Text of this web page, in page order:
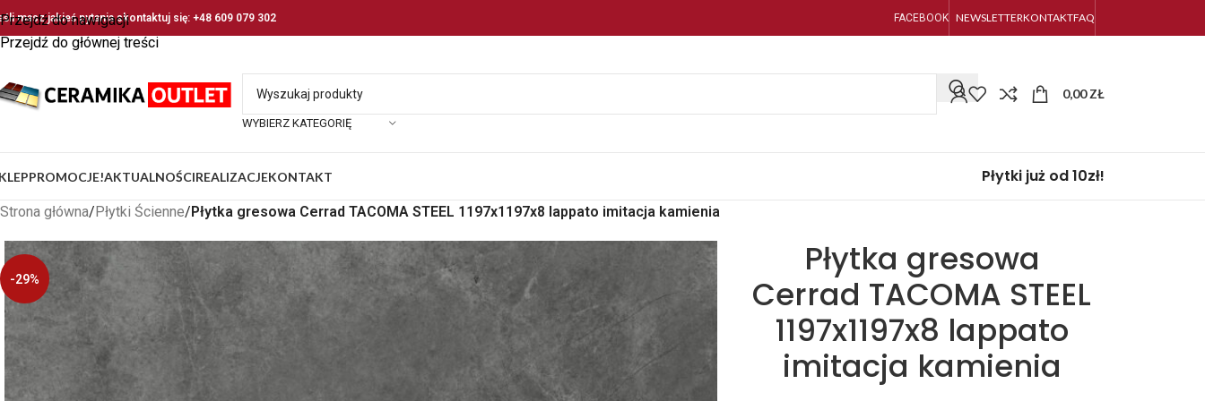
Przejdź do nawigacji
Przejdź do głównej treści
masz jakieś pytania skontaktuj się: +48 609 079 302 FACEBOOK NEWSLETTERKONTAKTFAQ
WYBIERZ KATEGORIĘ
0,00ZŁ
PROMOCJE!AKTUALNOŚCIREALIZACJEKONTAKT Płytki już od 10zł!
Strona główna/Płytki Ścienne/Płytka gresowa Cerrad TACOMA STEEL 1197x1197x8 lappato imitacja kamienia
-29%
Płytka gresowa
Cerrad TACOMA STEEL
1197x1197x8 lappato
imitacja kamienia